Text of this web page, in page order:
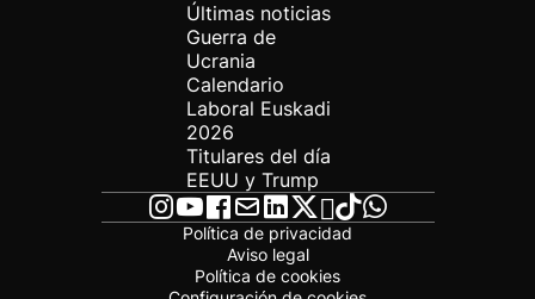
Últimas noticias
Guerra de
Ucrania
Calendario
Laboral Euskadi
2026
Titulares del día
EEUU y Trump
Política de privacidad
Aviso legal
Política de cookies